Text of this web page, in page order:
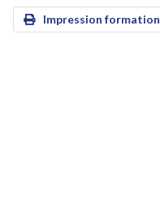
Impression formation